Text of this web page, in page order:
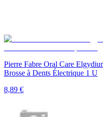
Pierre Fabre Oral Care
Brosse à Dents Électrique 1 U
8,89 €